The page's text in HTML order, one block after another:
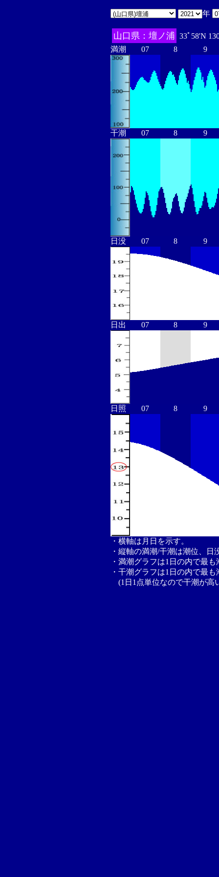
年
山口県：壇ノ浦 33ﾟ58'N
満潮
07 8 9
干潮 07 8 9
日没 07 8 9
日出 07 8 9
日照 07 8 9
・横軸は月日を示す。
・縦軸の満潮/干潮は潮位、
・満潮グラフは1日の内で最
・干潮グラフは1日の内で最
(1日1点単位なので干潮が高